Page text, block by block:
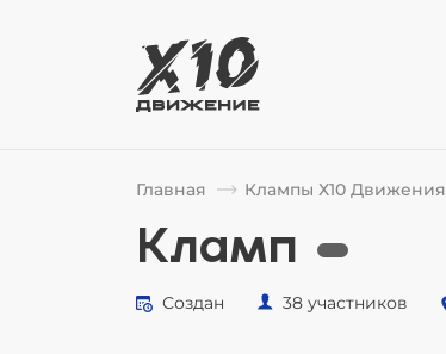
Главная Клампы Х10 Движения
Кламп
Создан 38 участников